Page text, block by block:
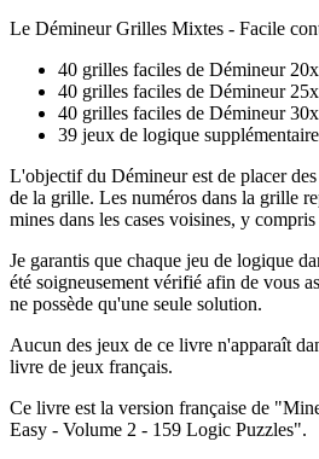
Le Démineur Grilles Mixtes - Facile
40 grilles faciles de Démineur
40 grilles faciles de Démineur
40 grilles faciles de Démineur
39 jeux de logique
L'objectif du Démineur est de placer des
de la grille. Les numéros dans la grille
mines dans les cases voisines, y
Je garantis que chaque jeu de logique
été soigneusement vérifié afin de vous
ne possède qu'une seule solution.
Aucun des jeux de ce livre n'apparaît
livre de jeux français.
Ce livre est la version française de
Easy - Volume 2 - 159 Logic Puzzles".